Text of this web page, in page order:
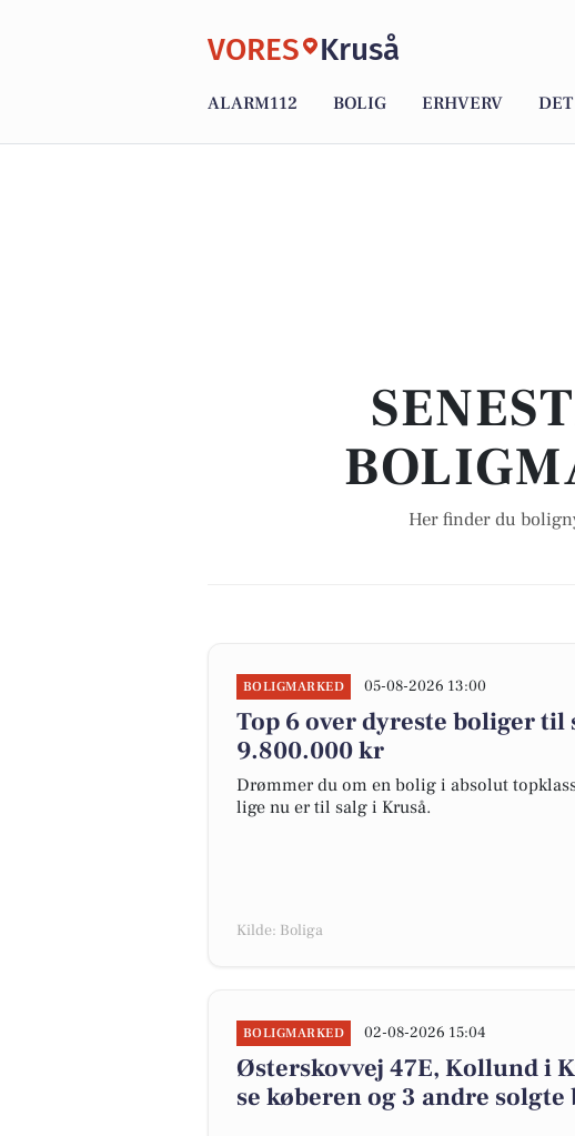
VORES Kruså
ALARM112 BOLIG ERHVERV
Her finder du
BOLIGMARKED 05-08-2026 13:00
Top 6 over dyreste boliger
9.800.000 kr
Drømmer du om en bolig i absolut
lige nu er til salg i Kruså.
Kilde: Boliga
BOLIGMARKED 02-08-2026 15:04
Østerskovvej 47E, Kollund i
se køberen og 3 andre